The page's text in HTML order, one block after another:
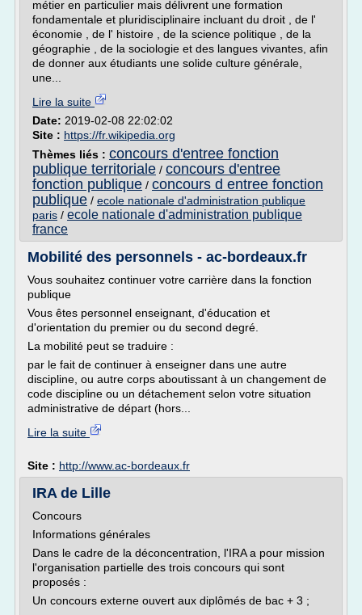
métier en particulier mais délivrent une formation
fondamentale et pluridisciplinaire incluant du droit , de l'
économie , de l' histoire , de la science politique , de la
géographie , de la sociologie et des langues vivantes, afin
de donner aux étudiants une solide culture générale,
une...
Lire la suite
Date: 2019-02-08 22:02:02
Site : https://fr.wikipedia.org
Thèmes liés : concours d'entree fonction
publique territoriale / concours d'entree
fonction publique / concours d entree fonction
publique / ecole nationale d'administration publique
paris / ecole nationale d'administration publique
france
Mobilité des personnels - ac-bordeaux.fr
Vous souhaitez continuer votre carrière dans la fonction
publique
Vous êtes personnel enseignant, d'éducation et
d'orientation du premier ou du second degré.
La mobilité peut se traduire :
par le fait de continuer à enseigner dans une autre
discipline, ou autre corps aboutissant à un changement de
code discipline ou un détachement selon votre situation
administrative de départ (hors...
Lire la suite
Site : http://www.ac-bordeaux.fr
IRA de Lille
Concours
Informations générales
Dans le cadre de la déconcentration, l'IRA a pour mission
l'organisation partielle des trois concours qui sont
proposés :
Un concours externe ouvert aux diplômés de bac + 3 ;